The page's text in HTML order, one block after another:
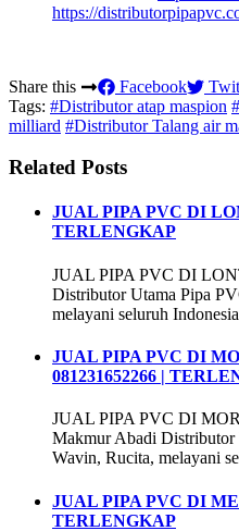
https://
Share this Facebook
Tags: #Distributor atap maspion
milliard #Distributor Talang air
Related Posts
JUAL PIPA PVC DI
TERLENGKAP
JUAL PIPA PVC DI
Distributor Utama Pipa
melayani seluruh Indonesia
JUAL PIPA PVC DI
081231652266 |
JUAL PIPA PVC DI
Makmur Abadi
Wavin, Rucita, melayani
JUAL PIPA PVC DI
TERLENGKAP